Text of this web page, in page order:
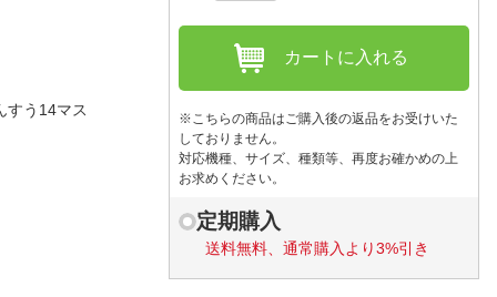
すう14マス
カートに入れる
※こちらの商品はご購入後の返品をお受けいた
しておりません。
対応機種、サイズ、種類等、再度お確かめの上
お求めください。
定期購入
送料無料、通常購入より3%引き